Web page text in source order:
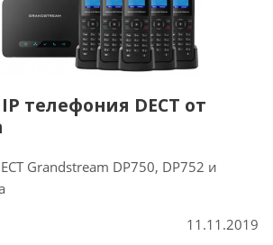
телефония DECT от
Grandstream DP750, DP752 и
11.11.2019